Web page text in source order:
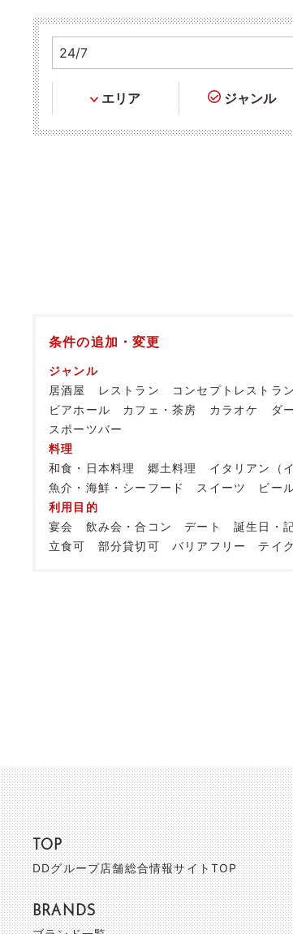
エリア ジャンル
条件の追加・変更
ジャンル
居酒屋
レストラン コンセプトレストラン
ビアホール
カフェ・茶房 カラオケ ダ
スポーツバー
料理
和食・日本料理
郷土料理 イタリアン（
魚介・海鮮・シーフード
スイーツ ビー
利用目的
宴会
飲み会・合コン デート 誕生日・
立食可
部分貸切可 バリアフリー テイ
TOP
DDグループ店舗総合情報サイトTOP
BRANDS